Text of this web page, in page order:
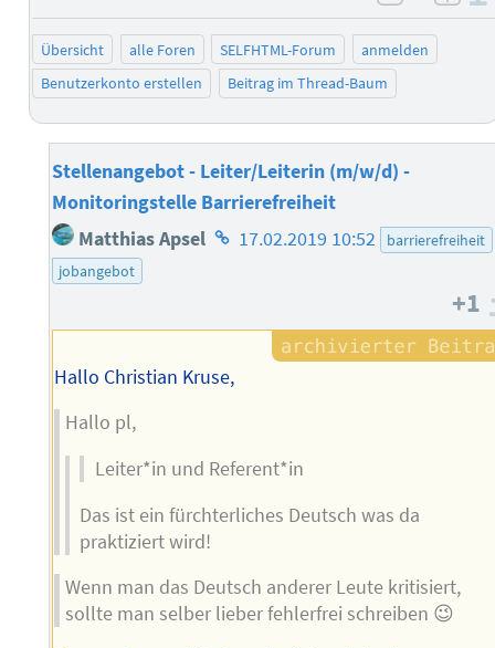
negativ
Übersicht alle Foren SELFHTML-Forum
anmelden
Benutzerkonto erstellen
Beitrag im Thread-Baum
Stellenangebot - Leiter/Leiterin (m/w/d) -
Monitoringstelle Barrierefreiheit
Matthias Apsel Homepage
17.02.2019 10:52
barrierefreiheit
jobangebot
+1
Hallo Christian Kruse,
Hallo pl,
Leiter*in und Referent*in
Das ist ein fürchterliches Deutsch was da
praktiziert wird!
Wenn man das Deutsch anderer Leute kritisiert,
sollte man selber lieber fehlerfrei schreiben 😉